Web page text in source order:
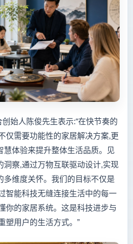
始人陈俊先生表示:“在快节奏的
仅需要功能性的家居解决方案,更
慧体验来提升整体生活品质。见
洞察,通过万物互联驱动设计,实现
多维度关怀。我们的目标不仅是
智能科技无缝连接生活中的每一
你的家居系统。这是科技进步与
塑用户的生活方式。”